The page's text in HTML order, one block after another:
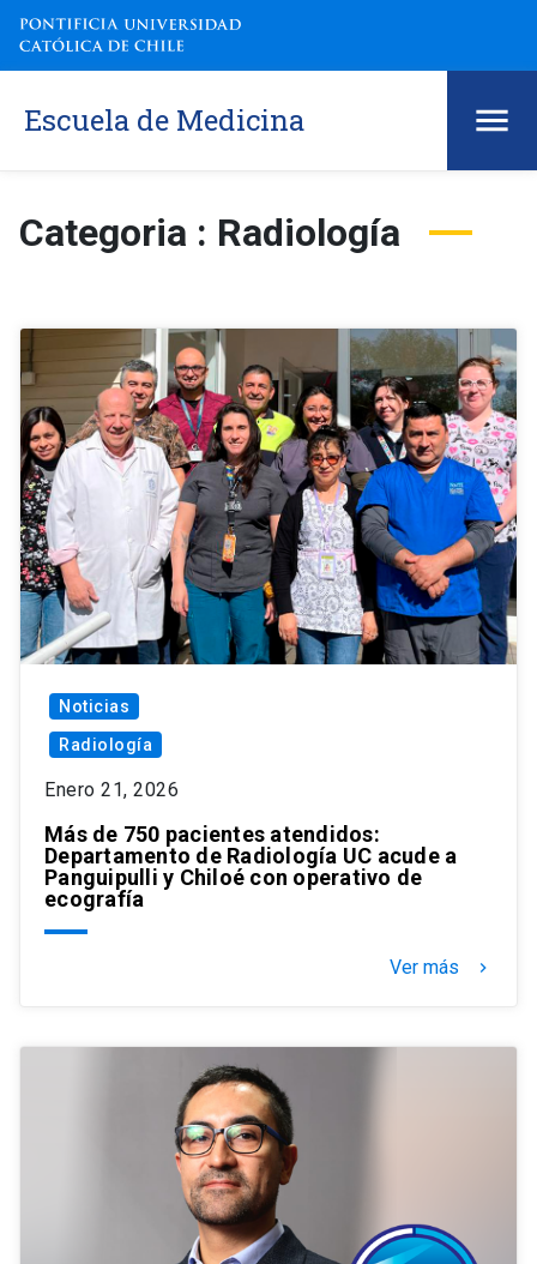
Escuela de Medicina
Categoria : Radiología
Noticias
Radiología
Enero 21, 2026
Más de 750 pacientes atendidos:
Departamento de Radiología UC acude a
Panguipulli y Chiloé con operativo de
ecografía
Ver más keyboard_arrow_right